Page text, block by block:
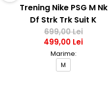
Trening Nike PSG M Nk
Df Strk Trk Suit K
699,00 Lei
499,00 Lei
Marime:
M